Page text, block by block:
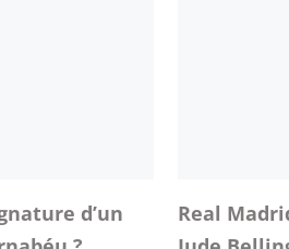
d’un
Real